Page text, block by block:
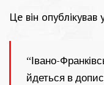
Це він опублікував
“Івано-
йдеться в